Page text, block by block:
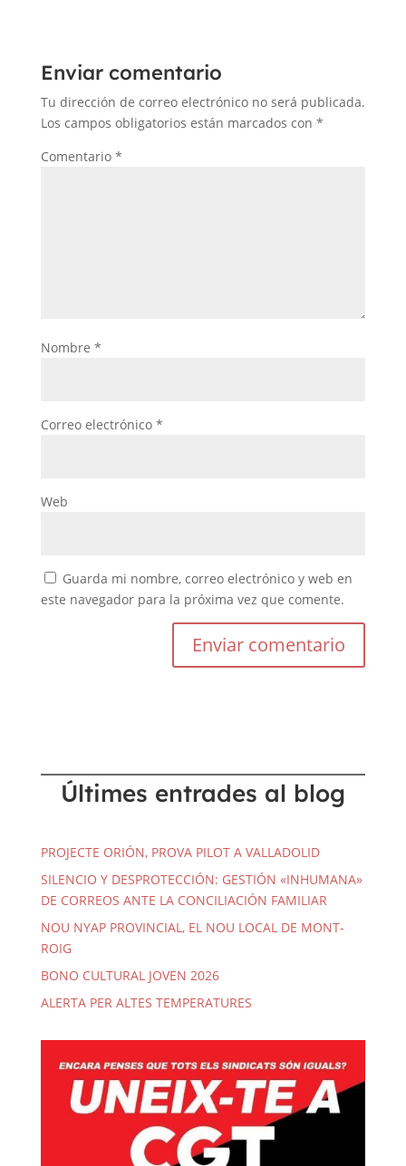
Enviar comentario
Tu dirección de correo electrónico no será publicada.
Los campos obligatorios están marcados con *
Comentario *
Nombre *
Correo electrónico *
Web
Guarda mi nombre, correo electrónico y web en
este navegador para la próxima vez que comente.
Últimes entrades al blog
PROJECTE ORIÓN, PROVA PILOT A VALLADOLID
SILENCIO Y DESPROTECCIÓN: GESTIÓN «INHUMANA»
DE CORREOS ANTE LA CONCILIACIÓN FAMILIAR
NOU NYAP PROVINCIAL, EL NOU LOCAL DE MONT-
ROIG
BONO CULTURAL JOVEN 2026
ALERTA PER ALTES TEMPERATURES